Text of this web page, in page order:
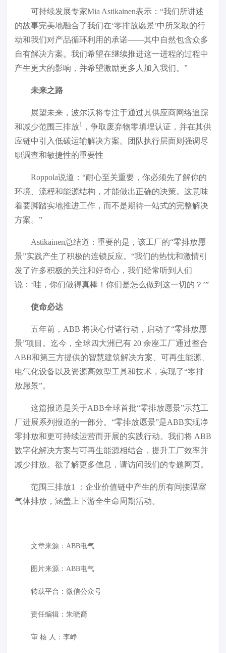
可持续发展专家Mia Astikainen表示：“我们所讲述
的故事完美地融合了我们在‘零排放愿景’中所采取的行
动和我们对产品循环利用的承诺——其中自然包含众多
自有解决方案。我们希望在继续推进这一进程的过程中
产生更大的影响，并希望激励更多人加入我们。”
未来之路
展望未来，波尔沃将专注于通过其供应商网络追踪
和减少范围三排放1
，争取废弃物零填埋认证，并在其供
应链中引入低碳运输解决方案。团队执行层面则强调尽
职调查和敏捷性的重要性
Roppola说道： “耐心至关重要，你必须先了解你的
环境、流程和能源结构，才能做出正确的决策。这意味
着要脚踏实地推进工作，而不是期待一站式的完整解决
方案。”
Astikainen总结道： 重要的是，该工厂的“零排放愿
景”实践产生了积极的连锁反应。“我们的热忱和激情引
发了许多积极的关注和好奇心，我们经常听到人们
说：‘哇，你们做得真棒！你们是怎么做到这一切的？’”
使命必达
五年前，ABB 将决心付诸行动，启动了“零排放愿
景”项目。迄今，全球四大洲已有 20 余座工厂通过整合
ABB和第三方提供的智慧建筑解决方案、可再生能源、
电气化设备以及资源高效型工具和技术，实现了“零排
放愿景”。
这篇报道是关于ABB全球首批“零排放愿景”示范工
厂进展系列报道的一部分。“零排放愿景”是ABB实现净
零排放和更可持续运营而开展的实践行动。我们将 ABB
数字化解决方案与可再生能源相结合，提升工厂效率并
减少排放。欲了解更多信息，请访问我们的专题网页。
范围三排放1
：企业价值链中产生的所有间接温室
气体排放，涵盖上下游全生命周期活动。
文章来源： ABB电气
图片来源： ABB电气
转载平台：微信公众号
责任编辑：朱晓裔
审 核 人：李峥